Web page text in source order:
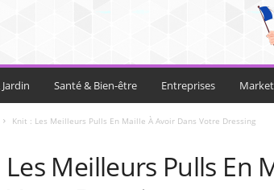
Santé & Bien-être Entreprises
Knit : Les Meilleurs Pulls En Maille À Avoir Dans Votre Dressing
Les Meilleurs Pulls En